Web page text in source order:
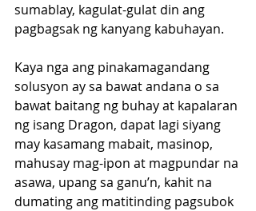
sumablay, kagulat-gulat din ang
pagbagsak ng kanyang kabuhayan.
Kaya nga ang pinakamagandang
solusyon ay sa bawat andana o sa
bawat baitang ng buhay at kapalaran
ng isang Dragon, dapat lagi siyang
may kasamang mabait, masinop,
mahusay mag-ipon at magpundar na
asawa, upang sa ganu’n, kahit na
dumating ang matitinding pagsubok